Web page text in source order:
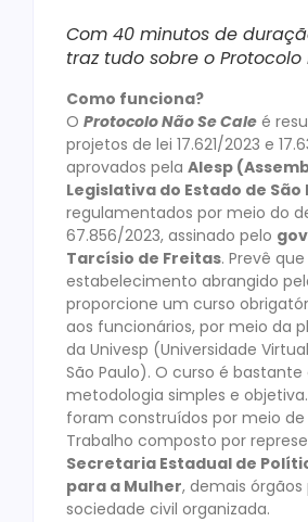
Com 40 minutos de
traz tudo sobre o Protocolo
Como funciona?
O Protocolo Não Se Cale é
projetos de lei 17.621/2023 e
aprovados pela Alesp
Legislativa do Estado de São
regulamentados por meio do
67.856/2023, assinado pelo
Tarcísio de Freitas. Prevê
estabelecimento abrangido
proporcione um curso
aos funcionários, por meio da
da Univesp (Universidade
São Paulo). O curso é
metodologia simples e
foram construídos por meio
Trabalho composto por
Secretaria Estadual de
para a Mulher, demais
sociedade civil organizada.